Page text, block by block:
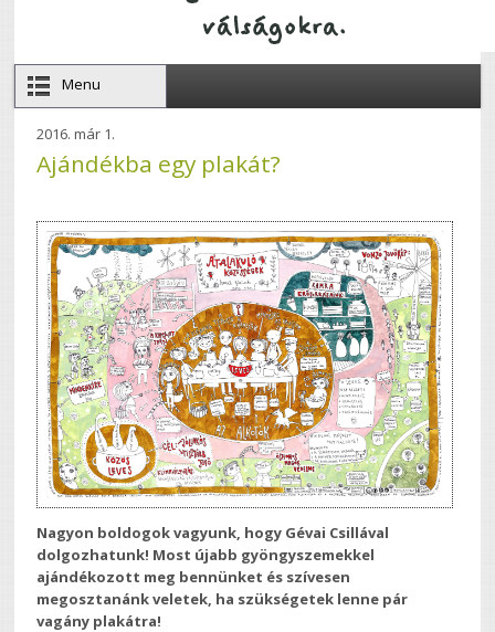
Menu
2016. már 1.
Ajándékba egy plakát?
Nagyon boldogok vagyunk, hogy Gévai Csillával
dolgozhatunk! Most újabb gyöngyszemekkel
ajándékozott meg bennünket és szívesen
megosztanánk veletek, ha szükségetek lenne pár
vagány plakátra!